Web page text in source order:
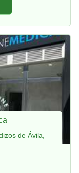
de Ávila,